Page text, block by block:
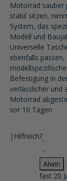
Motorrad sauber
stabil sitzen,
System, das
Modell und
Universelle
ebenfalls
Befestigung in
verlässlicher und
Motorrad
vor 10 Tagen
| Hilfreich?
Alwin
fast 20